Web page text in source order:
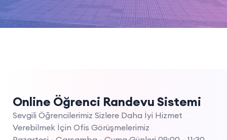
Online Öğrenci Randevu Sistemi
Sevgili Öğrencilerimiz Sizlere Daha İyi Hizmet
Verebilmek İçin Ofis Görüşmelerimiz